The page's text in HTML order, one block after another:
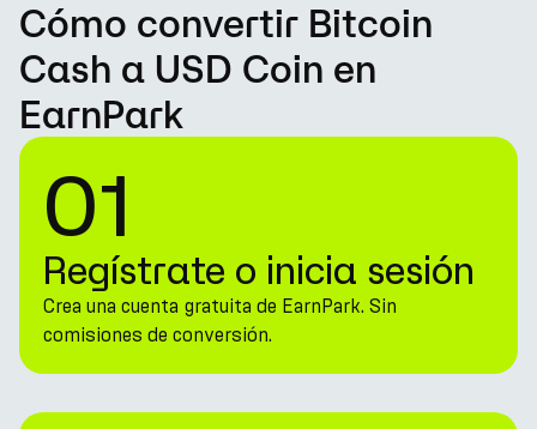
Cómo convertir Bitcoin
Cash a USD Coin en
EarnPark
01
Regístrate o inicia sesión
Crea una cuenta gratuita de EarnPark. Sin
comisiones de conversión.